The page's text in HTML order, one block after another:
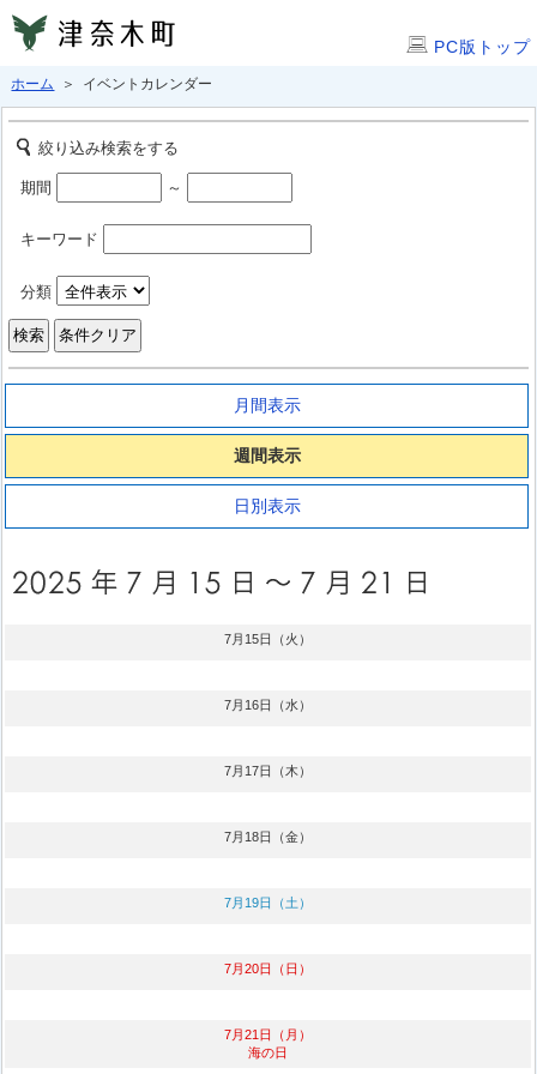
PC版トップ
ホーム ＞ イベントカレンダー
絞り込み検索をする
期間 ～
キーワード
分類
月間表示
週間表示
日別表示
7月15日（火）
7月16日（水）
7月17日（木）
7月18日（金）
7月19日（土）
7月20日（日）
7月21日（月）
海の日